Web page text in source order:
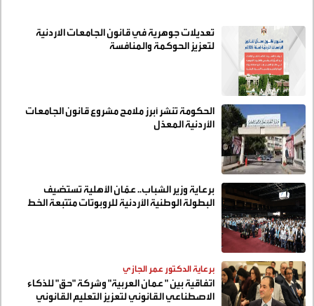
تعديلات جوهرية في قانون الجامعات الاردنية
لتعزيز الحوكمة والمنافسة
الحكومة تنشر أبرز ملامح مشروع قانون الجامعات
الأردنية المعدّل
برعاية وزير الشباب.. عمّان الأهلية تستضيف
البطولة الوطنية الأردنية للروبوتات متتبعة الخط
برعاية الدكتور عمر الجازي
اتفاقية بين " عمان العربية" وشركة "حق" للذكاء
الاصطناعي القانوني لتعزيز التعليم القانوني